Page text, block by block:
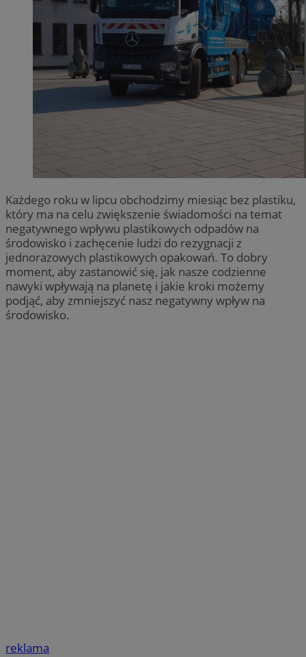
Każdego roku w lipcu obchodzimy miesiąc bez plastiku,
który ma na celu zwiększenie świadomości na temat
negatywnego wpływu plastikowych odpadów na
środowisko i zachęcenie ludzi do rezygnacji z
jednorazowych plastikowych opakowań. To dobry
moment, aby zastanowić się, jak nasze codzienne
nawyki wpływają na planetę i jakie kroki możemy
podjąć, aby zmniejszyć nasz negatywny wpływ na
środowisko.
reklama